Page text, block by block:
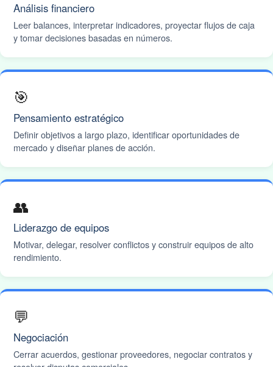
Análisis financiero
Leer balances, interpretar indicadores, proyectar flujos de caja
y tomar decisiones basadas en números.
🎯
Pensamiento estratégico
Definir objetivos a largo plazo, identificar oportunidades de
mercado y diseñar planes de acción.
👥
Liderazgo de equipos
Motivar, delegar, resolver conflictos y construir equipos de alto
rendimiento.
💬
Negociación
Cerrar acuerdos, gestionar proveedores, negociar contratos y